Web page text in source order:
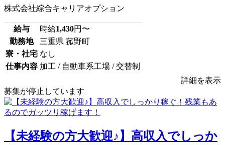
株式会社綜合キャリアオプション
給与 時給1,430円〜
勤務地
三重県 菰野町
寮・社宅 なし
仕事内容 加工 / 自動車系工場 / 交替制
詳細を表示
募集が停止しています
【未経験の方大歓迎♪】高収入でしっか